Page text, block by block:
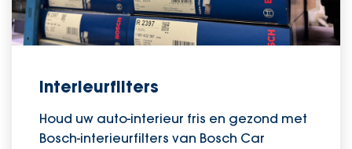
Interieurfilters
Houd uw auto-interieur fris en gezond met
Bosch-interieurfilters van Bosch Car